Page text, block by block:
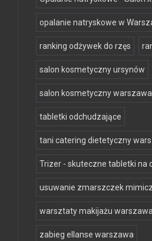
opalanie natryskowe w
ranking odżywek do rzęs
salon kosmetyczny ursynów
salon kosmetyczny warszawa
tabletki odchudzające
tani catering dietetyczny
Trizer - skuteczne tabletki na
usuwanie zmarszczek
warsztaty makijażu
zabieg ellanse warszawa